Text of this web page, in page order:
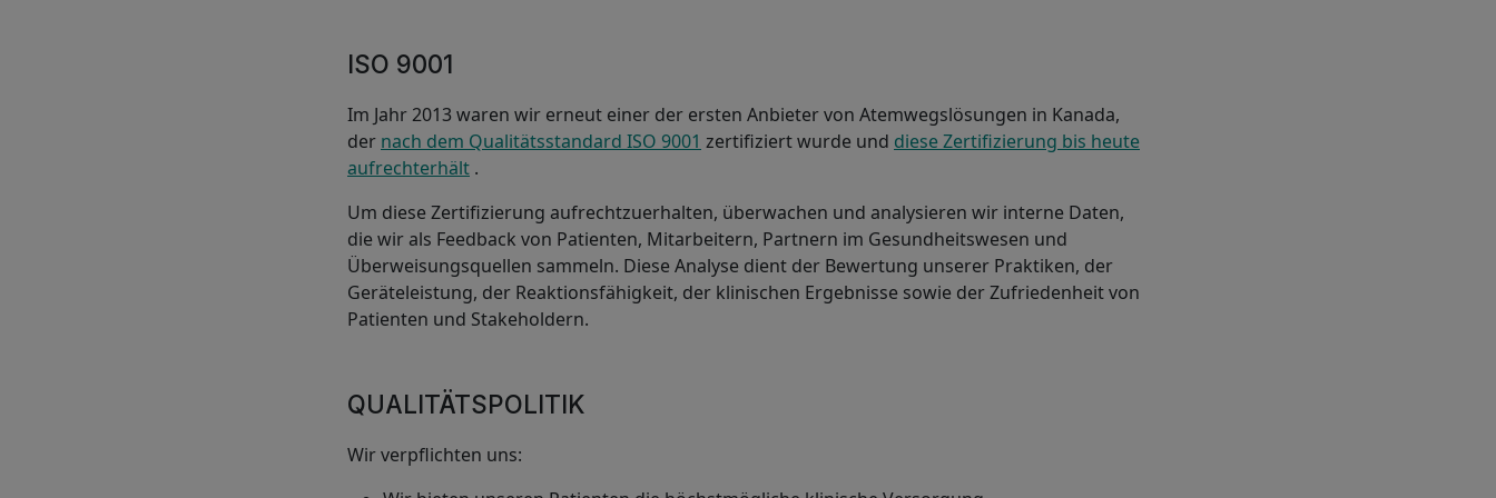
ISO 9001
Im Jahr 2013 waren wir erneut einer der ersten Anbieter von Atemwegslösungen in Kanada,
der nach dem Qualitätsstandard ISO 9001 zertifiziert wurde und diese Zertifizierung bis heute
aufrechterhält .
Um diese Zertifizierung aufrechtzuerhalten, überwachen und analysieren wir interne Daten,
die wir als Feedback von Patienten, Mitarbeitern, Partnern im Gesundheitswesen und
Überweisungsquellen sammeln. Diese Analyse dient der Bewertung unserer Praktiken, der
Geräteleistung, der Reaktionsfähigkeit, der klinischen Ergebnisse sowie der Zufriedenheit von
Patienten und Stakeholdern.
QUALITÄTSPOLITIK
Wir verpflichten uns: